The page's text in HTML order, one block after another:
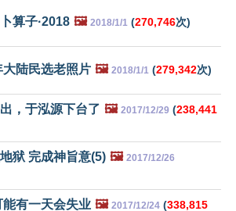
算子·2018 🖼️ 2018/1/1 (270,746次)
陆民选老照片 🖼️ 2018/1/1 (279,342次)
，于泓源下台了 🖼️ 2017/12/29 (238,441
狱 完成神旨意(5) 🖼️ 2017/12/26
有一天会失业 🖼️ 2017/12/24 (338,815